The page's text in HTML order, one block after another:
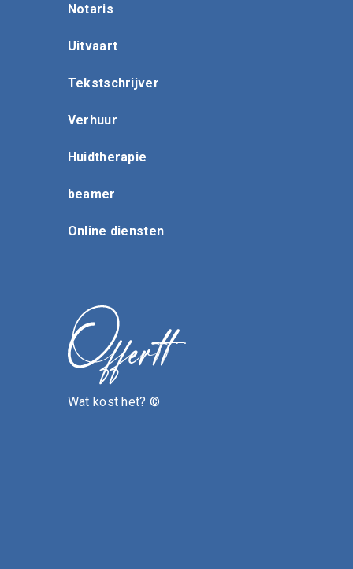
Notaris
Uitvaart
Tekstschrijver
Verhuur
Huidtherapie
beamer
Online diensten
Wat kost het? ©